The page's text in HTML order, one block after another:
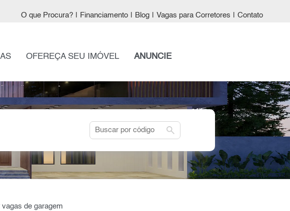
O que Procura? Financiamento Blog Vagas para Corretores Contato
OFEREÇA SEU IMÓVEL ANUNCIE
search
vagas de garagem